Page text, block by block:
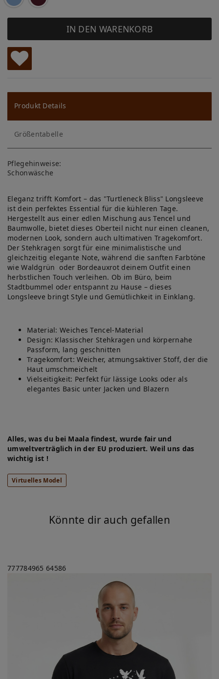
IN DEN WARENKORB
W
u
ns
ch
lis
te
Produkt Details
Größentabelle
Pflegehinweise:
Schonwäsche
Eleganz trifft Komfort – das "Turtleneck Bliss" Longsleeve
ist dein perfektes Essential für die kühleren Tage.
Hergestellt aus einer edlen Mischung aus Tencel und
Baumwolle, bietet dieses Oberteil nicht nur einen cleanen,
modernen Look, sondern auch ultimativen Tragekomfort.
Der Stehkragen sorgt für eine minimalistische und
gleichzeitig elegante Note, während die sanften Farbtöne
wie Waldgrün oder Bordeauxrot deinem Outfit einen
herbstlichen Touch verleihen. Ob im Büro, beim
Stadtbummel oder entspannt zu Hause – dieses
Longsleeve bringt Style und Gemütlichkeit in Einklang.
Material: Weiches Tencel-Material
Design: Klassischer Stehkragen und körpernahe
Passform, lang geschnitten
Tragekomfort: Weicher, atmungsaktiver Stoff, der die
Haut umschmeichelt
Vielseitigkeit: Perfekt für lässige Looks oder als
elegantes Basic unter Jacken und Blazern
Alles, was du bei Maala findest, wurde fair und
umweltverträglich in der EU produziert. Weil uns das
wichtig ist !
Virtuelles Model
Könnte dir auch gefallen
777784965 64586